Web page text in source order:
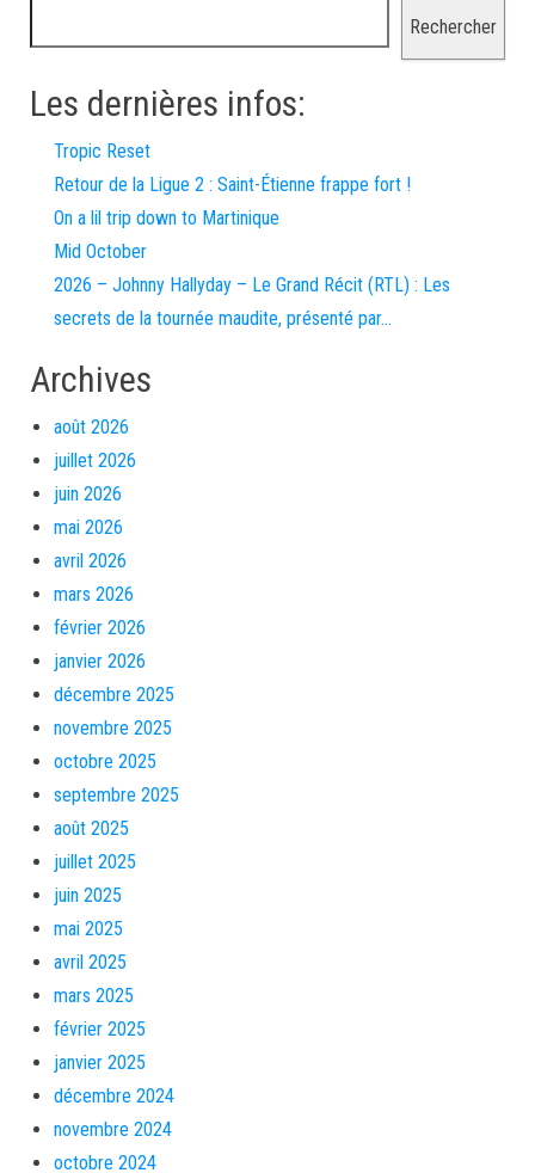
Rechercher
Les dernières infos:
Tropic Reset
Retour de la Ligue 2 : Saint-Étienne frappe fort !
On a lil trip down to Martinique
Mid October
2026 – Johnny Hallyday – Le Grand Récit (RTL) : Les
secrets de la tournée maudite, présenté par…
Archives
août 2026
juillet 2026
juin 2026
mai 2026
avril 2026
mars 2026
février 2026
janvier 2026
décembre 2025
novembre 2025
octobre 2025
septembre 2025
août 2025
juillet 2025
juin 2025
mai 2025
avril 2025
mars 2025
février 2025
janvier 2025
décembre 2024
novembre 2024
octobre 2024